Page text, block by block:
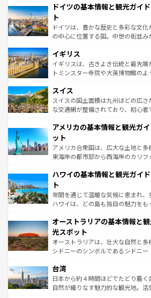
せる。地方によって風土や気候が異
ンテンツ一覧 を参照してほしい。
で、幅広い魅力が詰まっている。華
聖堂、美しいビーチ、そして豊かな
から魅了する。また、フランスは美
れ、フランス料理はユネスコ無形文
香り高いラベンダー畑など、多彩な
らに、パリ以外の地域にも魅力が
も豊かな歴史と文化が息づいている
を参照してほしい。
ドイツの基本情報と観光ガイ
ト
ドイツは、豊かな歴史と多彩な文
の中心に位置する国。中世の街並み
顔を持つこの国は、どこを歩いても
ルリンの文化的活気、バイエルン州
してライン川沿いのワイン畑といっ
は、お酒好きな人にはぜひ体験してほしい。 な
ドイツ情報はコンテンツ一覧を参照
イギリス
イギリスは、古きよき伝統と最先端
トミンスター寺院や大英博物館のよ
リアごとに異なる魅力がある。また
ティー、ビール好きにはたまらな
戦など、本場だからこそできる体験
ンツ一覧を参照してほしい。
スイス
スイスの国土面積は九州ほどの広
な交通網が整備されており、初心者
の建物がそのまま残る町や、スイス
博物館もあり、アルプス観光だけで
ことができる。国民の所得が高いた
者向けの交通パス提供のサービスも
着のスイス情報はコンテンツ一覧を
アメリカの基本情報と観光ガ
ット
アメリカ合衆国は、広大な土地と多
東海岸の都市部から西海岸のカリフ
のような巨大都市は、観光、ショッ
ンメントが詰まった刺激的なスポッ
西部には大自然が広がり、グランド
ストーン国立公園といった絶景が
文化が魅力。旅行者はアメリカの各
しみながら、その多様性と豊かな歴
るだろう。車でのロードトリップや
ならではの贅沢な旅のスタイルだ。 なお、新着のアメリカ
情報は コンテンツ一覧 を参照してほ
ハワイの基本情報と観光ガイ
ト
年間を通じて温暖な気候に恵まれ、
ハワイは、どの島も独自の魅力をも
ワイ島は見逃せない。また、定番の
島だが、静かな自然を求めるならマ
おすすめ。エメラルドグリーンに輝
文化や歴史が息づいている。「アロ
人々、おいしいローカルフードやハ
ク、伝統的なフラダンスなど、すべ
っている。訪れるたびに新しい発見
オーストラリアの基本情報と
光スポット
オーストラリアは、壮大な自然と多
シドニーのシンボルであるシドニー
リアリーフや大陸中央部にそびえる
ク）、タスマニアの美しい原生林や
ど、見どころがたくさん。また、カ
台湾
日本から約４時間ほどでたどり着く
自然が織りなす魅力的な観光地。活